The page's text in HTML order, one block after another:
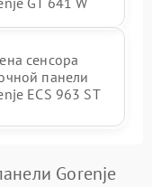
сенсора
панели
ECS 963 ST
Gorenje